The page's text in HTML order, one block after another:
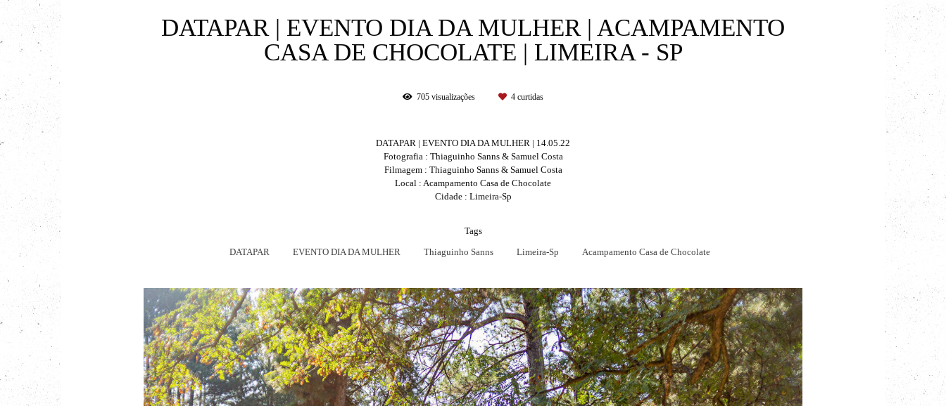
DATAPAR | EVENTO DIA DA MULHER | ACAMPAMENTO
CASA DE CHOCOLATE | LIMEIRA - SP
705 visualizações 4 curtidas
DATAPAR | EVENTO DIA DA MULHER | 14.05.22
Fotografia : Thiaguinho Sanns & Samuel Costa
Filmagem : Thiaguinho Sanns & Samuel Costa
Local : Acampamento Casa de Chocolate
Cidade : Limeira-Sp
Tags
DATAPAR
EVENTO DIA DA MULHER Thiaguinho Sanns Limeira-Sp Acampamento Casa de Chocolate